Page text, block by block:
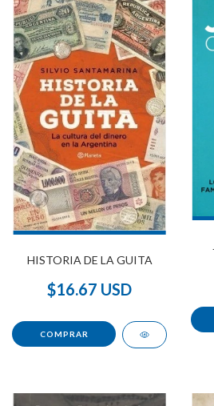
HISTORIA DE LA GUITA
$16.67 USD